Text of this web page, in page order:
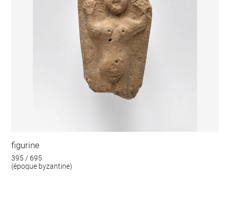
figurine
395 / 695
(époque byzantine)